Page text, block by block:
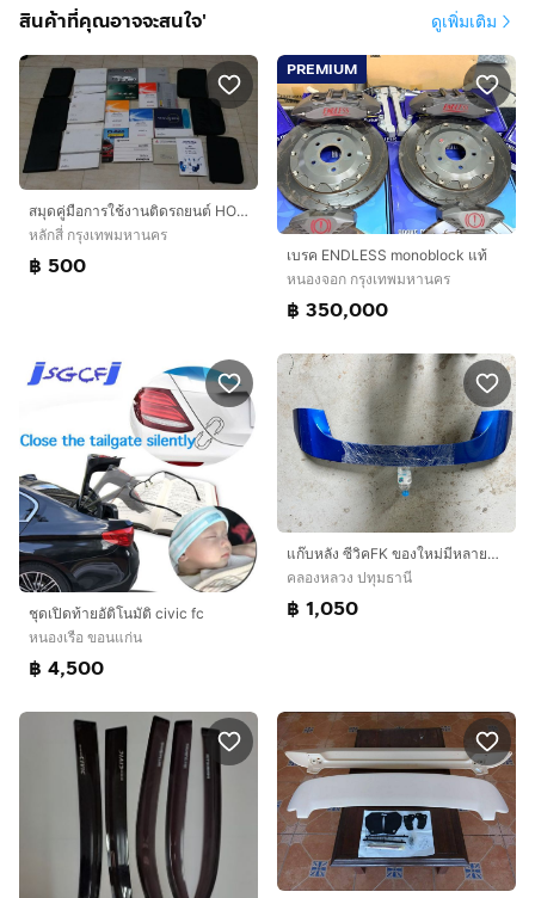
สินค้าที่คุณอาจจะสนใจ' ดูเพิ่มเติม
สมุดคู่มือการใช้งานติดรถยนต์ HONDA MAZDA TOYOTA NISSAN ISUZU SUZUKI
หลักสี่ กรุงเทพมหานคร
฿ 500
PREMIUM
เบรค ENDLESS monoblock แท้
หนองจอก กรุงเทพมหานคร
฿ 350,000
ชุดเปิดท้ายอัติโนมัติ civic fc
หนองเรือ ขอนแก่น
฿ 4,500
แก๊บหลัง ซีวิคFK ของใหม่มีหลายสี แท้ๆ
คลองหลวง ปทุมธานี
฿ 1,050